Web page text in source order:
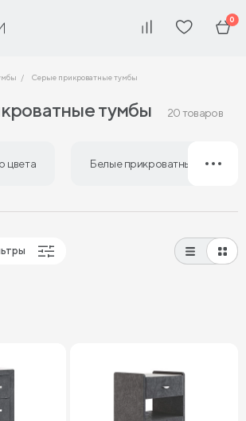
0
Серые прикроватные тумбы
тумбы 20 товаров
цвета Белые прикроватные тумбы